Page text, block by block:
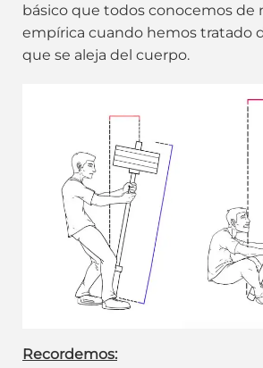
básico que todos conocemos de
empírica cuando hemos tratado
que se aleja del cuerpo.
Recordemos: